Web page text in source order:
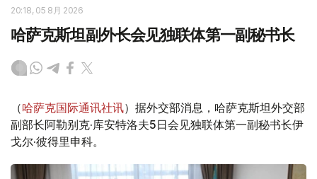
20:18, 05 8月 2026
哈萨克斯坦副外长会见独联体第一副秘书长
（哈萨克国际通讯社讯）据外交部消息，哈萨克斯坦外交部
副部长阿勒别克·库安特洛夫5日会见独联体第一副秘书长伊
戈尔·彼得里申科。